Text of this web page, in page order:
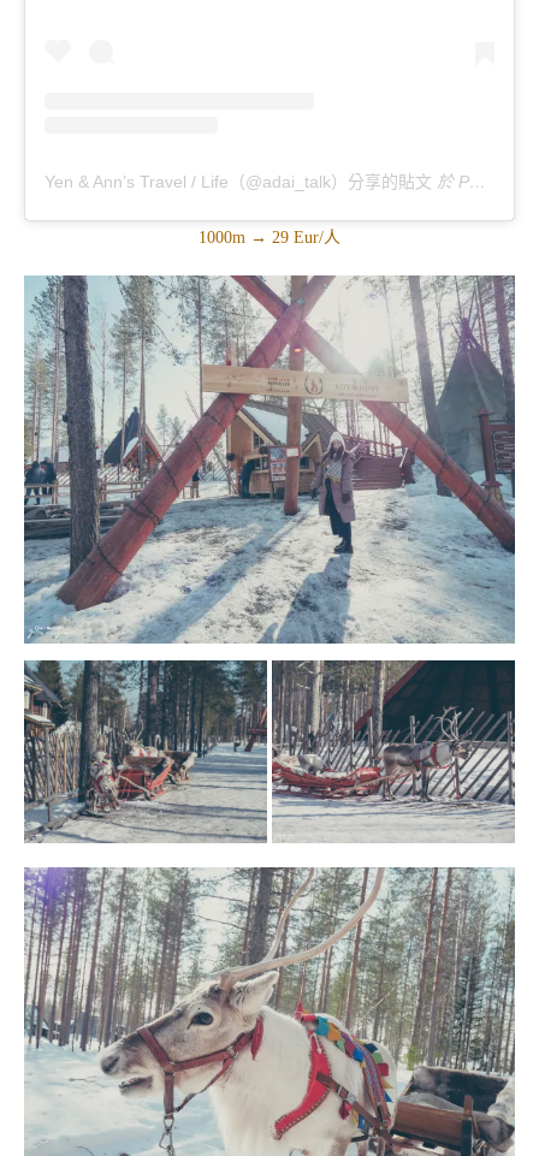
Yen & Ann’s Travel / Life（@adai_talk）分享的貼文 於PDT 2019 年 8月 月 9 日 下午 10:00
1000m → 29 Eur/人